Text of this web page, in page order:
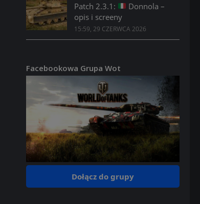
Patch 2.3.1:
Donnola –
opis i screeny
15:59, 29 CZERWCA 2026
Facebookowa Grupa Wot
Dołącz do grupy